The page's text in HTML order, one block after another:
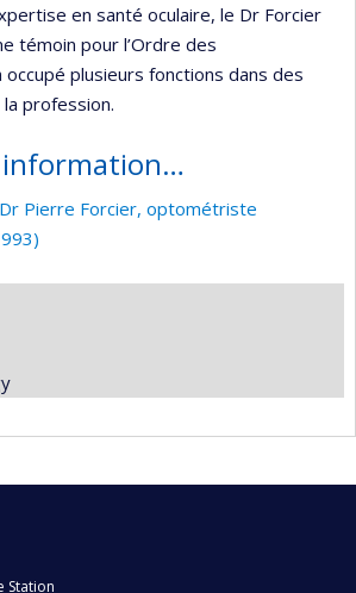
en santé oculaire, le Dr Forcier
témoin pour l’Ordre des
plusieurs fonctions dans des
profession.
information…
Pierre Forcier, optométriste
Station